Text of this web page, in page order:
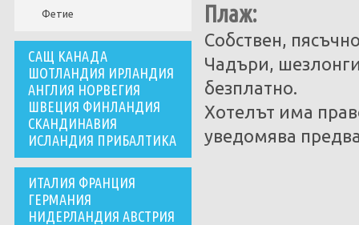
Фетие
САЩ КАНАДА
ШОТЛАНДИЯ ИРЛАНДИЯ
АНГЛИЯ НОРВЕГИЯ
ШВЕЦИЯ ФИНЛАНДИЯ
СКАНДИНАВИЯ
ИСЛАНДИЯ ПРИБАЛТИКА
ИТАЛИЯ ФРАНЦИЯ
ГЕРМАНИЯ
НИДЕРЛАНДИЯ АВСТРИЯ
Плаж:
Собствен,
Чадъри,
безплатно.
Хотелът има
уведомява